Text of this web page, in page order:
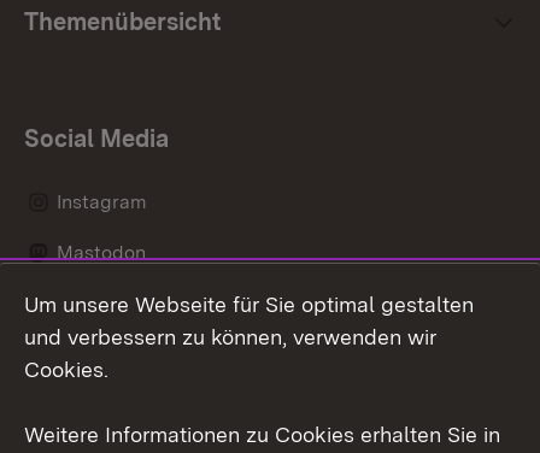
Themenübersicht
Social Media
Instagram
Mastodon
Messenger
Um unsere Webseite für Sie optimal gestalten
und verbessern zu können, verwenden wir
Cookies.
Weitere Informationen zu Cookies erhalten Sie in